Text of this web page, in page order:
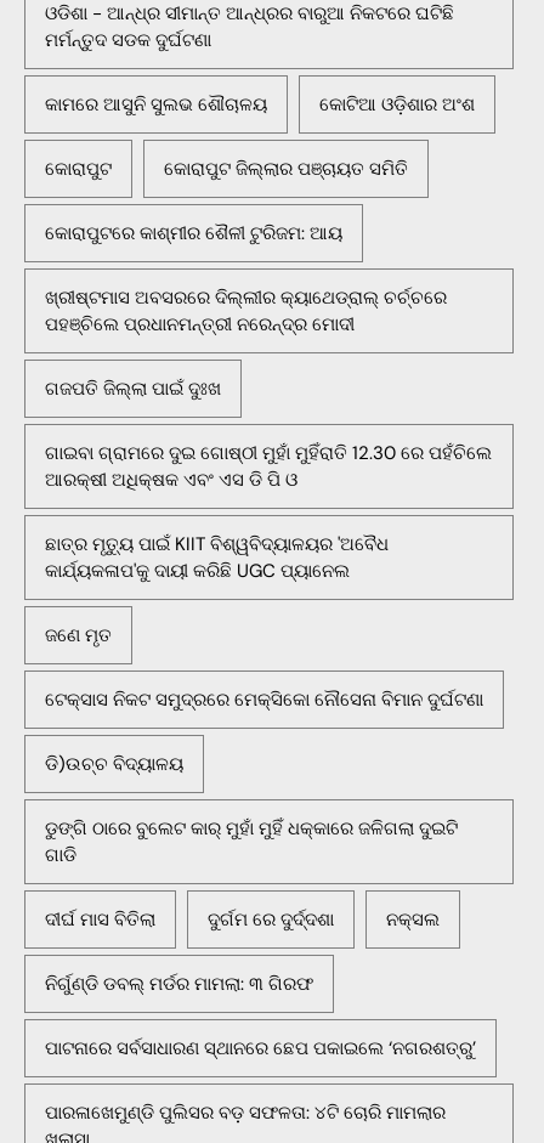
ଓଡିଶା - ଆନ୍ଧ୍ର ସୀମାନ୍ତ ଆନ୍ଧ୍ରର ବାରୁଆ ନିକଟରେ ଘଟିଛି
ମର୍ମନ୍ତୁଦ ସଡକ ଦୁର୍ଘଟଣା
କାମରେ ଆସୁନି ସୁଲଭ ଶୌଚାଳୟ କୋଟିଆ ଓଡ଼ିଶାର ଅଂଶ
କୋରାପୁଟ କୋରାପୁଟ ଜିଲ୍ଲାର ପଞ୍ଚାୟତ ସମିତି
କୋରାପୁଟରେ କାଶ୍ମୀର ଶୈଳୀ ଟୁରିଜମ: ଆୟ
ଖ୍ରୀଷ୍ଟମାସ ଅବସରରେ ଦିଲ୍ଲୀର କ୍ୟାଥେଡ୍ରାଲ୍ ଚର୍ଚ୍ଚରେ
ପହଞ୍ଚିଲେ ପ୍ରଧାନମନ୍ତ୍ରୀ ନରେନ୍ଦ୍ର ମୋଦୀ
ଗଜପତି ଜିଲ୍ଲା ପାଇଁ ଦୁଃଖ
ଗାଇବା ଗ୍ରାମରେ ଦୁଇ ଗୋଷ୍ଠୀ ମୁହାଁ ମୁହିଁରାତି 12.30 ରେ ପହଁଚିଲେ
ଆରକ୍ଷୀ ଅଧିକ୍ଷକ ଏବଂ ଏସ ଡି ପି ଓ
ଛାତ୍ର ମୃତ୍ୟୁ ପାଇଁ KIIT ବିଶ୍ୱବିଦ୍ୟାଳୟର 'ଅବୈଧ
କାର୍ଯ୍ୟକଳାପ'କୁ ଦାୟୀ କରିଛି UGC ପ୍ୟାନେଲ
ଜଣେ ମୃତ
ଟେକ୍ସାସ ନିକଟ ସମୁଦ୍ରରେ ମେକ୍ସିକୋ ନୌସେନା ବିମାନ ଦୁର୍ଘଟଣା
ଡି)ଉଚ୍ଚ ବିଦ୍ୟାଳୟ
ଡୁଙ୍ଗି ଠାରେ ବୁଲେଟ କାର୍ ମୁହାଁ ମୁହିଁ ଧକ୍କାରେ ଜଳିଗଲା ଦୁଇଟି
ଗାଡି
ଦୀର୍ଘ ମାସ ବିତିଲା ଦୁର୍ଗମ ରେ ଦୁର୍ଦ୍ଦଶା ନକ୍ସଲ
ନିର୍ଗୁଣ୍ଡି ଡବଲ୍ ମର୍ଡର ମାମଲା: ୩ ଗିରଫ
ପାଟନାରେ ସର୍ବସାଧାରଣ ସ୍ଥାନରେ ଛେପ ପକାଇଲେ ‘ନଗରଶତ୍ରୁ’
ପାରଳାଖେମୁଣ୍ଡି ପୁଲିସର ବଡ଼ ସଫଳତା: ୪ଟି ଚୋରି ମାମଲାର